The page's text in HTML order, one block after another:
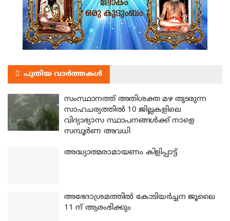
പുതിയ വാർത്തകൾ
സംസ്ഥാനത്ത് അതിശക്ത മഴ തുടരുന്ന
സാഹചര്യത്തിൽ 10 ജില്ലകളിലെ
വിദ്യാഭ്യാസ സ്ഥാപനങ്ങൾക്ക് നാളെ
സമ്പൂർണ അവധി
അദ്ധ്യാത്മരാമായണം കിളിപ്പാട്ട്
അഭേദാശ്രമത്തില്‍ കോടിയര്‍ച്ചന ജൂലൈ
11 ന് ആരംഭിക്കും